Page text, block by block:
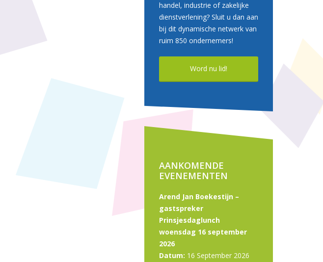
handel, industrie of zakelijke
dienstverlening? Sluit u dan aan
bij dit dynamische netwerk van
ruim 850 ondernemers!
Word nu lid!
AANKOMENDE
EVENEMENTEN
Arend Jan Boekestijn –
gastspreker
Prinsjesdaglunch
woensdag 16 september
2026
Datum: 16 September 2026